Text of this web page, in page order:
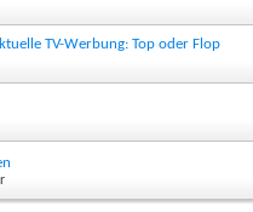
TV-Werbung: Top oder Flop